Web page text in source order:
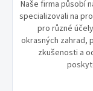
Naše firma působí
specializovali na
pro různé
okrasných zahrad,
zkušenosti a